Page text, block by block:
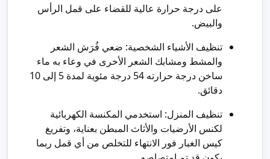
على درجة حرارة عالية للقضاء على قمل الرأس
والبيض.
تنظيف الأشياء الشخصية: ضعي فُرَش الشعر
والمشط ومشابك الشعر الأخرى في وعاء به ماء
ساخن درجة حرارته 54 درجة مئوية لمدة 5 إلى 10
دقائق.
تنظيف المنزل: استخدمي المكنسة الكهربائية
لكنس الأرضيات والأثاث المبطن بعناية، وتفريغ
كيس الغبار فور الانتهاء للتخلص من أي قمل ربما